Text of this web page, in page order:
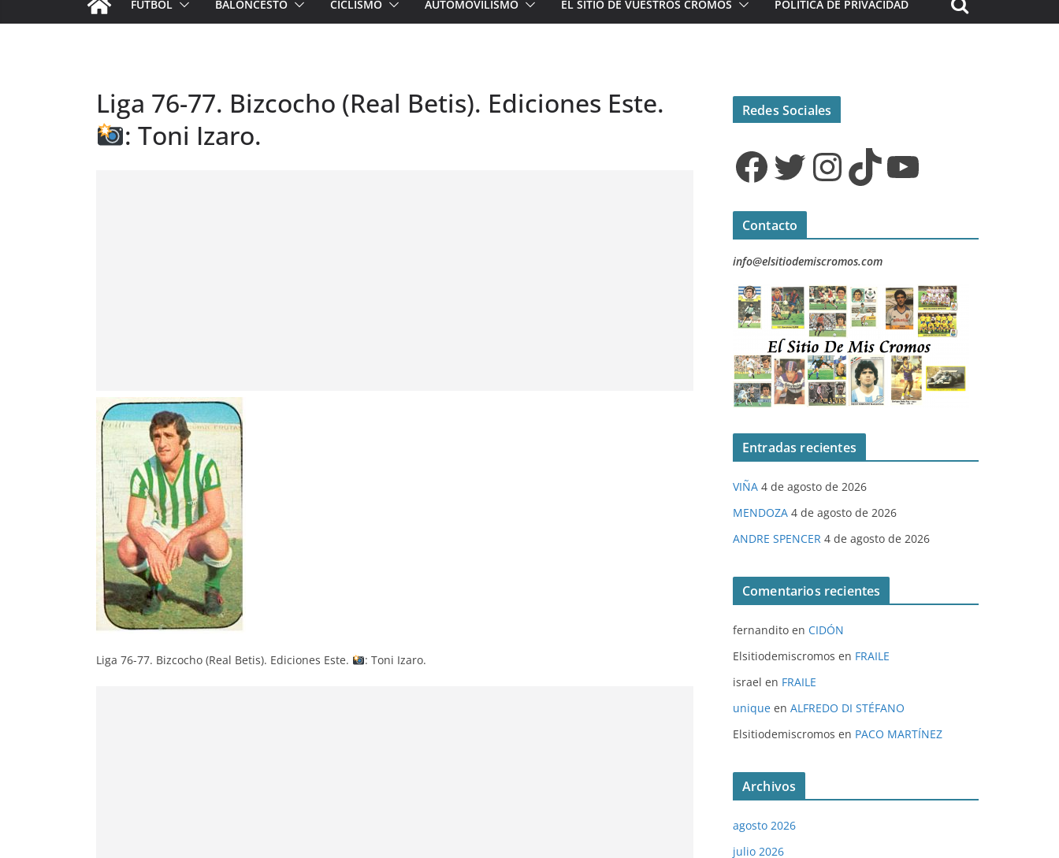
FÚTBOL BALONCESTO CICLISMO AUTOMOVILISMO EL SITIO DE VUESTROS CROMOS POLÍTICA DE PRIVACIDAD
Liga 76-77. Bizcocho (Real Betis). Ediciones Este.
: Toni Izaro.
Liga 76-77. Bizcocho (Real Betis). Ediciones Este. : Toni Izaro.
Redes Sociales
Facebook Twitter InstagramTikTok YouTube
Contacto
info@elsitiodemiscromos.com
Entradas recientes
VIÑA 4 de agosto de 2026
MENDOZA 4 de agosto de 2026
ANDRE SPENCER 4 de agosto de 2026
Comentarios recientes
fernandito en CIDÓN
Elsitiodemiscromos en FRAILE
israel en FRAILE
unique en ALFREDO DI STÉFANO
Elsitiodemiscromos en PACO MARTÍNEZ
Archivos
agosto 2026
julio 2026